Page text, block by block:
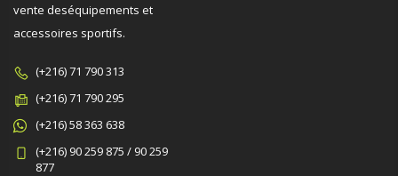
vente deséquipements et
accessoires sportifs.
(+216) 71 790 313
(+216) 71 790 295
(+216) 58 363 638
(+216) 90 259 875 / 90 259
877